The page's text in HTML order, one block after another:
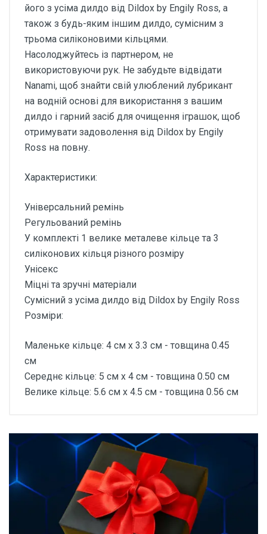
його з усіма дилдо від Dildox by Engily Ross, а
також з будь-яким іншим дилдо, сумісним з
трьома силіконовими кільцями.
Насолоджуйтесь із партнером, не
використовуючи рук. Не забудьте відвідати
Nanami, щоб знайти свій улюблений лубрикант
на водній основі для використання з вашим
дилдо і гарний засіб для очищення іграшок, щоб
отримувати задоволення від Dildox by Engily
Ross на повну.
Характеристики:
Універсальний ремінь
Регульований ремінь
У комплекті 1 велике металеве кільце та 3
силіконових кільця різного розміру
Унісекс
Міцні та зручні матеріали
Сумісний з усіма дилдо від Dildox by Engily Ross
Розміри:
Маленьке кільце: 4 см x 3.3 см - товщина 0.45
см
Середнє кільце: 5 см x 4 см - товщина 0.50 см
Велике кільце: 5.6 см x 4.5 см - товщина 0.56 см
Dildox by Engily Ross
Roxane універсальний
регульований ремінь з 3
силіконовими кільцями
чорний